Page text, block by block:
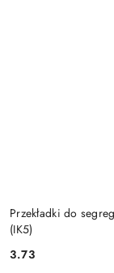
Przekładki do
(IK5)
Cena:
3.73